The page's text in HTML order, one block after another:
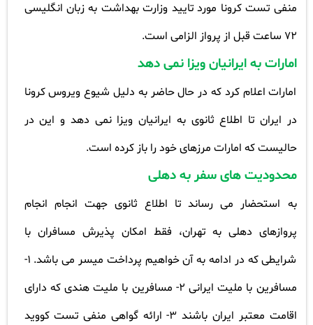
منفی تست کرونا مورد تایید وزارت بهداشت به زبان انگلیسی
72 ساعت قبل از پرواز الزامی است
.
امارات به ایرانیان ویزا نمی دهد
امارات اعلام کرد که در حال حاضر به دلیل شیوع ویروس کرونا
در ایران تا اطلاع ثانوی به ایرانیان ویزا نمی دهد و این در
حالیست که امارات مرزهای خود را باز کرده است.
محدودیت های سفر به دهلی
به استحضار می رساند تا اطلاع ثانوی جهت انجام انجام
پروازهای دهلی به تهران، فقط امکان پذیرش مسافران با
شرایطی که در ادامه به آن خواهیم پرداخت میسر می باشد. 1-
مسافرین با ملیت ایرانی 2- مسافرین با ملیت هندی که دارای
اقامت معتبر ایران باشند 3- ارائه گواهی منفی تست کووید